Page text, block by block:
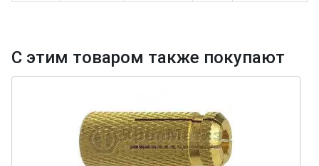
С этим товаром также покупают